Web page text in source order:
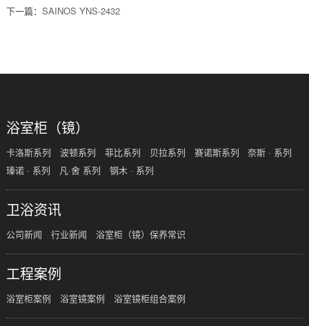
下一篇： SAINOS YNS-2432
浴室柜（镜）
卡洛斯系列 波顿系列 菲比系列 贝拉系列 赛诺斯系列
奈斯 · 系列
瑧诺 · 系列
凡·舍 系列 钢木 · 系列
卫浴资讯
公司新闻 行业新闻 浴室柜（镜）保养常识
工程案例
浴室柜案例 浴室镜案例 浴室镜柜组合案例